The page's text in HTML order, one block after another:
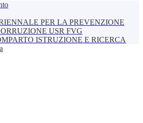
PER LA PREVENZIONE
USR FVG
ISTRUZIONE E RICERCA